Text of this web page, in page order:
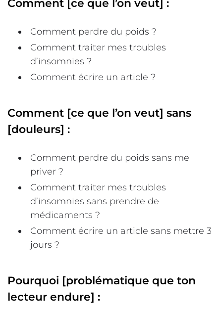
Comment [ce que l’on veut] :
Comment perdre du poids ?
Comment traiter mes troubles
d’insomnies ?
Comment écrire un article ?
Comment [ce que l’on veut] sans
[douleurs] :
Comment perdre du poids sans me
priver ?
Comment traiter mes troubles
d’insomnies sans prendre de
médicaments ?
Comment écrire un article sans mettre 3
jours ?
Pourquoi [problématique que ton
lecteur endure] :